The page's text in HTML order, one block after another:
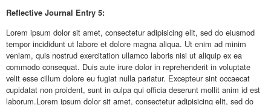
Reflective Journal Entry 5:
Lorem ipsum dolor sit amet, consectetur adipisicing elit, sed do eiusmod
tempor incididunt ut labore et dolore magna aliqua. Ut enim ad minim
veniam, quis nostrud exercitation ullamco laboris nisi ut aliquip ex ea
commodo consequat. Duis aute irure dolor in reprehenderit in voluptate
velit esse cillum dolore eu fugiat nulla pariatur. Excepteur sint occaecat
cupidatat non proident, sunt in culpa qui officia deserunt mollit anim id est
laborum.Lorem ipsum dolor sit amet, consectetur adipisicing elit, sed do